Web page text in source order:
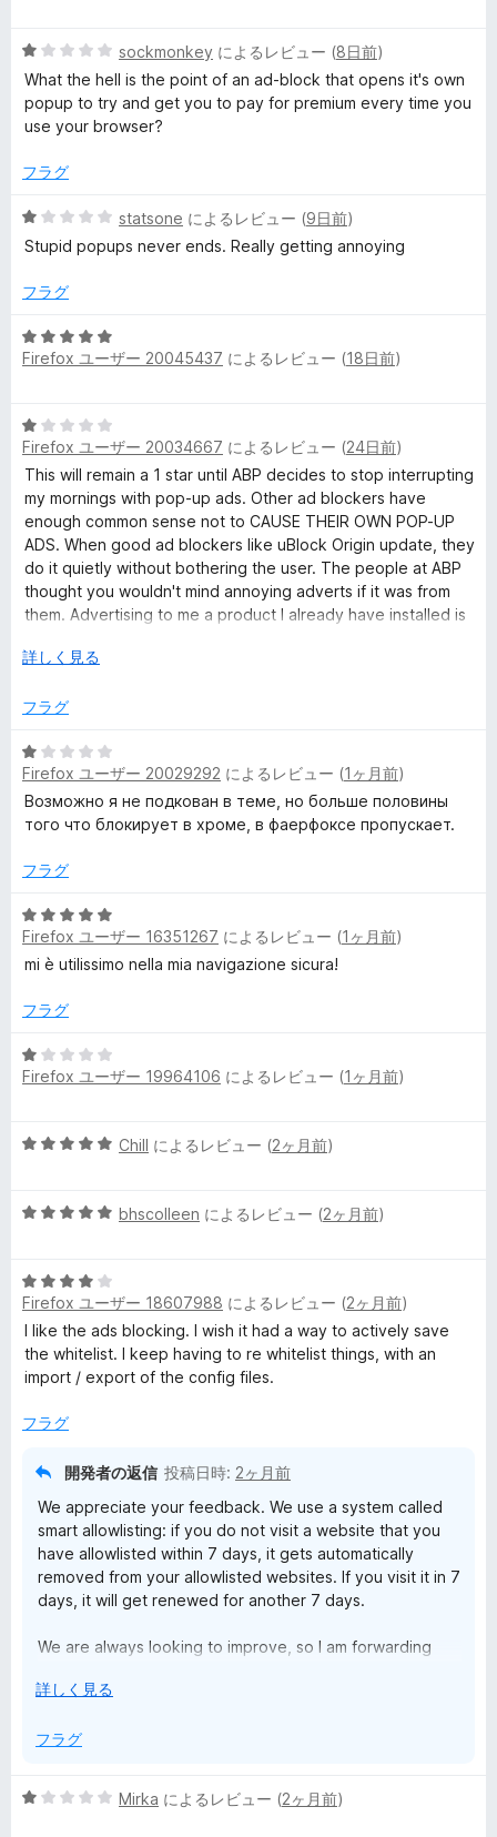
中
5
の
評
5
段
階
中
の
価
sockmonkey によるレビュー (8日前)
What the hell is the point of an ad-block that opens it's own
popup to try and get you to pay for premium every time you
use your browser?
フラグ
5
段
中
の
評
statsone によるレビュー (9日前)
Stupid popups never ends. Really getting annoying
フラグ
5
段
5
の
評
価
Firefox ユーザー 20045437 によるレビュー (18日前)
5
段
階
中
1
の
評
価
Firefox ユーザー 20034667 によるレビュー (24日前)
This will remain a 1 star until ABP decides to stop interrupting
my mornings with pop-up ads. Other ad blockers have
enough common sense not to CAUSE THEIR OWN POP-UP
ADS. When good ad blockers like uBlock Origin update, they
do it quietly without bothering the user. The people at ABP
thought you wouldn't mind annoying adverts if it was from
them. Advertising to me a product I already have installed is
広
て
詳しく見る
フラグ
5
段
階
中
の
価
Firefox ユーザー 20029292 によるレビュー (1ヶ月前)
Возможно я не подкован в теме, но больше половины
того что блокирует в хроме, в фаерфоксе пропускает.
フラグ
5
段
階
5
評
価
Firefox ユーザー 16351267 によるレビュー (1ヶ月前)
mi è utilissimo nella mia navigazione sicura!
フラグ
5
段
1
価
Firefox ユーザー 19964106 によるレビュー (1ヶ月前)
5
中
評
価
Chill によるレビュー (2ヶ月前)
5
中
5
の
評
価
bhscolleen によるレビュー (2ヶ月前)
5
段
階
中
4
評
Firefox ユーザー 18607988 によるレビュー (2ヶ月前)
I like the ads blocking. I wish it had a way to actively save
the whitelist. I keep having to re whitelist things, with an
import / export of the config files.
フラグ
開発者の返信 投稿日時: 2ヶ月前
We appreciate your feedback. We use a system called
smart allowlisting: if you do not visit a website that you
have allowlisted within 7 days, it gets automatically
removed from your allowlisted websites. If you visit it in 7
days, it will get renewed for another 7 days.
We are always looking to improve, so I am forwarding
future updates.
広
て
詳しく見る
フラグ
5
Mirka によるレビュー (2ヶ月前)